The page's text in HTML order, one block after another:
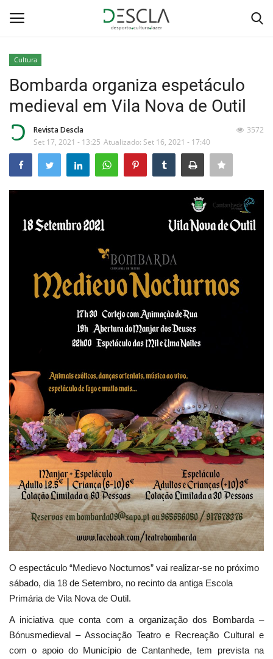
Home
...by Descla
Desporto
Sobre Nós
Estatuto Editorial
Cultura
Lazer
Ambiente
Cultura
Bombarda organiza espetáculo
medieval em Vila Nova de Outil
Revista Descla
Set 17, 2021 - 13:25 Atualizado: Set 16, 2021 - 17:40
3572
O espectáculo “Medievo Nocturnos” vai realizar-se no próximo
sábado, dia 18 de Setembro, no recinto da antiga Escola
Primária de Vila Nova de Outil.
A iniciativa que conta com a organização dos Bombarda –
Bónusmedieval – Associação Teatro e Recreação Cultural e
com o apoio do Município de Cantanhede, tem prevista na